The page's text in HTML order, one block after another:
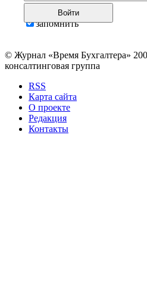
Войти
запомнить
© Журнал «Время Бухгалтера»
консалтинговая группа
RSS
Карта сайта
О проекте
Редакция
Контакты